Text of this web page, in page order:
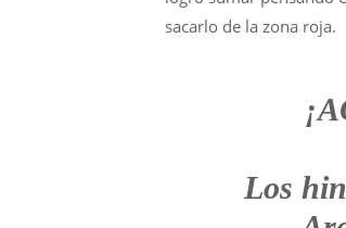
sacarlo de la zona roja.
Los